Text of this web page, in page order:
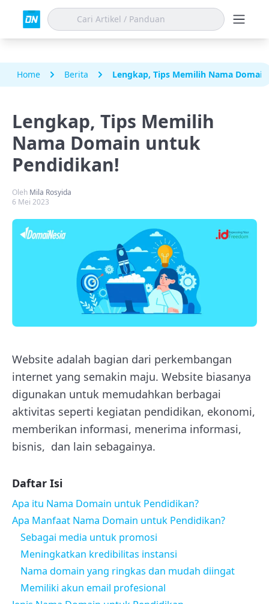
Home Berita Lengkap, Tips Memilih Nama
Lengkap, Tips Memilih
Nama Domain untuk
Pendidikan!
Oleh Mila Rosyida
6 Mei 2023
Website adalah bagian dari perkembangan
internet yang semakin maju. Website biasanya
digunakan untuk memudahkan berbagai
aktivitas seperti kegiatan pendidikan, ekonomi,
memberikan informasi, menerima informasi,
bisnis, dan lain sebagainya.
Daftar Isi
Apa itu Nama Domain untuk Pendidikan?
Apa Manfaat Nama Domain untuk Pendidikan?
Sebagai media untuk promosi
Meningkatkan kredibilitas instansi
Nama domain yang ringkas dan mudah diingat
Memiliki akun email profesional